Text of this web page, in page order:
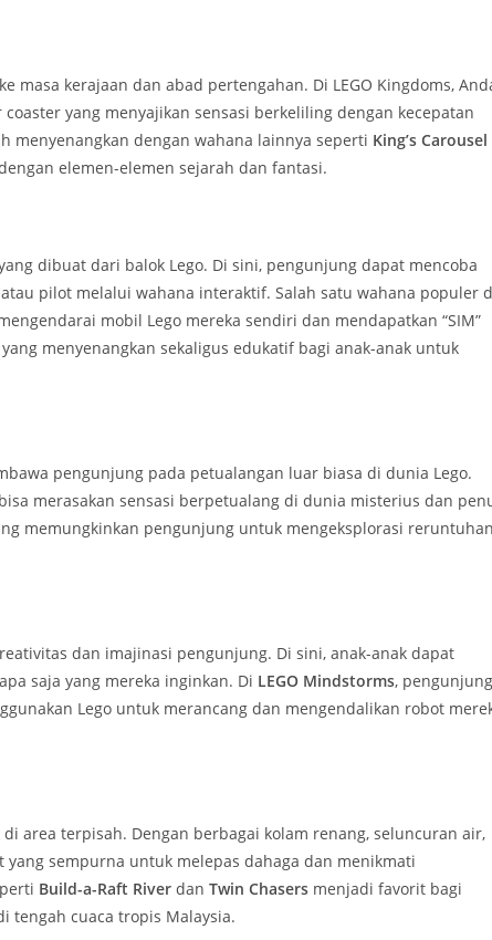
kerajaan dan abad pertengahan. Di LEGO Kingdoms,
yang menyajikan sensasi berkeliling dengan kecepatan
menyenangkan dengan wahana lainnya seperti King’s Carousel
elemen-elemen sejarah dan fantasi.
dibuat dari balok Lego. Di sini, pengunjung dapat mencoba
pilot melalui wahana interaktif. Salah satu wahana populer
mobil Lego mereka sendiri dan mendapatkan “SIM”
menyenangkan sekaligus edukatif bagi anak-anak untuk
pengunjung pada petualangan luar biasa di dunia Lego.
merasakan sensasi berpetualang di dunia misterius dan
memungkinkan pengunjung untuk mengeksplorasi reruntuhan
dan imajinasi pengunjung. Di sini, anak-anak dapat
saja yang mereka inginkan. Di LEGO Mindstorms, pengunjung
Lego untuk merancang dan mengendalikan robot
area terpisah. Dengan berbagai kolam renang, seluncuran air,
sempurna untuk melepas dahaga dan menikmati
Build-a-Raft River dan Twin Chasers menjadi favorit bagi
tengah cuaca tropis Malaysia.